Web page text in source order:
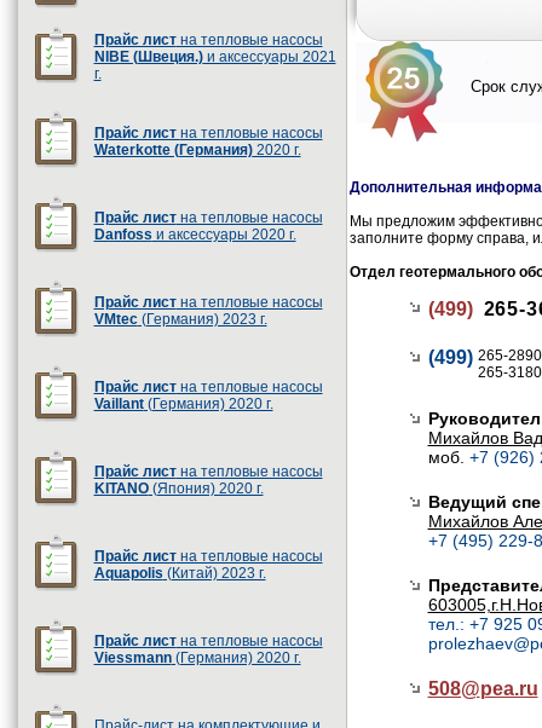
Прайс листна тепловые насосы
NIBE (Швеция.)и аксессуары 2021
г.
Прайс лист на тепловые насосы
Waterkotte (Германия)2020 г.
Прайс листна тепловые насосы
Danfoss и аксессуары 2020 г.
Прайс листна тепловые насосы
VMtec(Германия) 2023 г.
Прайс листна тепловые насосы
Vaillant(Германия) 2020 г.
Прайс листна тепловые насосы
KITANO(Япония) 2020 г.
Прайс листна тепловые насосы
Aquapolis (Китай) 2023 г.
Прайс листна тепловые насосы
Viessmann(Германия) 2020 г.
Срок
Дополнительная
Мы предложим
заполните форму справа,
Отдел геотермального
(499) 265-
(499) 265-2890
265-
Михайлов
моб. +7 (926)
Ведущий
Михайлов
+7 (495) 229-
тел.: +7 925
508@pea.ru